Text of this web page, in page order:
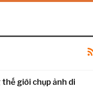
giới chụp ảnh di